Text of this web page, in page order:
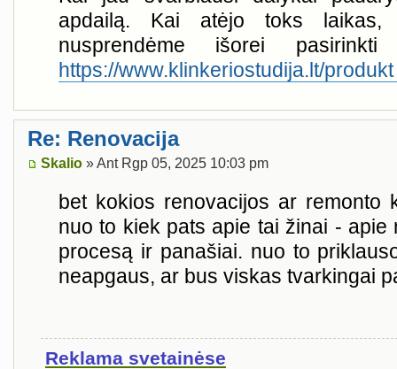
apdailą. Kai atėjo toks
nusprendėme išorei
https://www.klinkeriostudija.lt/
Re: Renovacija
Skalio » Ant Rgp 05, 2025 10:03 pm
bet kokios renovacijos ar remonto
nuo to kiek pats apie tai žinai - apie
procesą ir panašiai. nuo to
neapgaus, ar bus viskas tvarkingai
Reklama svetainėse